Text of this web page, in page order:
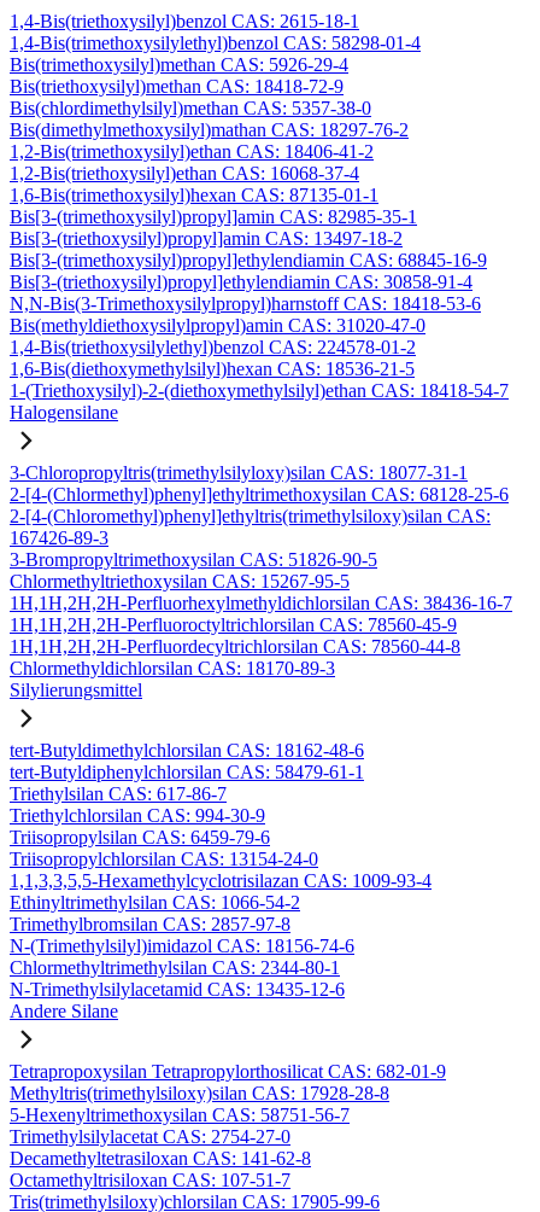
1,4-Bis(triethoxysilyl)benzol CAS: 2615-18-1
1,4-Bis(trimethoxysilylethyl)benzol CAS: 58298-01-4
Bis(trimethoxysilyl)methan CAS: 5926-29-4
Bis(triethoxysilyl)methan CAS: 18418-72-9
Bis(chlordimethylsilyl)methan CAS: 5357-38-0
Bis(dimethylmethoxysilyl)mathan CAS: 18297-76-2
1,2-Bis(trimethoxysilyl)ethan CAS: 18406-41-2
1,2-Bis(triethoxysilyl)ethan CAS: 16068-37-4
1,6-Bis(trimethoxysilyl)hexan CAS: 87135-01-1
Bis[3-(trimethoxysilyl)propyl]amin CAS: 82985-35-1
Bis[3-(triethoxysilyl)propyl]amin CAS: 13497-18-2
Bis[3-(trimethoxysilyl)propyl]ethylendiamin CAS: 68845-16-9
Bis[3-(triethoxysilyl)propyl]ethylendiamin CAS: 30858-91-4
N,N-Bis(3-Trimethoxysilylpropyl)harnstoff CAS: 18418-53-6
Bis(methyldiethoxysilylpropyl)amin CAS: 31020-47-0
1,4-Bis(triethoxysilylethyl)benzol CAS: 224578-01-2
1,6-Bis(diethoxymethylsilyl)hexan CAS: 18536-21-5
1-(Triethoxysilyl)-2-(diethoxymethylsilyl)ethan CAS: 18418-54-7
Halogensilane
3-Chloropropyltris(trimethylsilyloxy)silan CAS: 18077-31-1
2-[4-(Chlormethyl)phenyl]ethyltrimethoxysilan CAS: 68128-25-6
2-[4-(Chloromethyl)phenyl]ethyltris(trimethylsiloxy)silan CAS:
167426-89-3
3-Brompropyltrimethoxysilan CAS: 51826-90-5
Chlormethyltriethoxysilan CAS: 15267-95-5
1H,1H,2H,2H-Perfluorhexylmethyldichlorsilan CAS: 38436-16-7
1H,1H,2H,2H-Perfluoroctyltrichlorsilan CAS: 78560-45-9
1H,1H,2H,2H-Perfluordecyltrichlorsilan CAS: 78560-44-8
Chlormethyldichlorsilan CAS: 18170-89-3
Silylierungsmittel
tert-Butyldimethylchlorsilan CAS: 18162-48-6
tert-Butyldiphenylchlorsilan CAS: 58479-61-1
Triethylsilan CAS: 617-86-7
Triethylchlorsilan CAS: 994-30-9
Triisopropylsilan CAS: 6459-79-6
Triisopropylchlorsilan CAS: 13154-24-0
1,1,3,3,5,5-Hexamethylcyclotrisilazan CAS: 1009-93-4
Ethinyltrimethylsilan CAS: 1066-54-2
Trimethylbromsilan CAS: 2857-97-8
N-(Trimethylsilyl)imidazol CAS: 18156-74-6
Chlormethyltrimethylsilan CAS: 2344-80-1
N-Trimethylsilylacetamid CAS: 13435-12-6
Andere Silane
Tetrapropoxysilan Tetrapropylorthosilicat CAS: 682-01-9
Methyltris(trimethylsiloxy)silan CAS: 17928-28-8
5-Hexenyltrimethoxysilan CAS: 58751-56-7
Trimethylsilylacetat CAS: 2754-27-0
Decamethyltetrasiloxan CAS: 141-62-8
Octamethyltrisiloxan CAS: 107-51-7
Tris(trimethylsiloxy)chlorsilan CAS: 17905-99-6